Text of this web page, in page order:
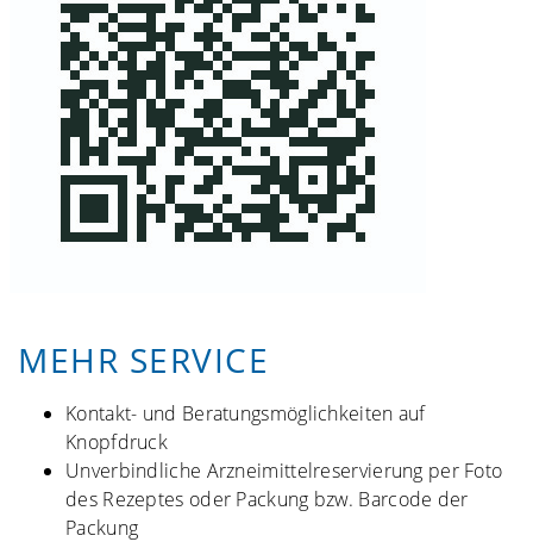
MEHR SERVICE
Kontakt- und Beratungsmöglichkeiten auf
Knopfdruck
Unverbindliche Arzneimittelreservierung per Foto
des Rezeptes oder Packung bzw. Barcode der
Packung